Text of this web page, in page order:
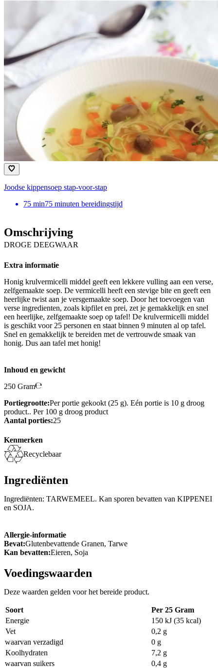
Joodse kippensoep stap-voor-stap
75 min75 minuten bereidingstijd
Omschrijving
DROGE DEEGWAAR
Extra informatie
Honig krulvermicelli middel geeft een lekkere vulling aan een verse,
zelfgemaakte soep. De vermicelli heeft een stevige bite en geeft een
heerlijke twist aan je versgemaakte soep. Door het toevoegen van
verse ingredienten, zoals kipfilet en prei, zet je gemakkelijk en snel
een heerlijke, zelfgemaakte soep op tafel! De krulvermicelli middel
is geschikt voor 25 personen en staat binnen 9 minuten al op tafel.
Snel en gemakkelijk te bereiden met de vertrouwde smaak van
honig. Dus aan tafel met honig!
Inhoud en gewicht
250 Gram
Portiegrootte:Per portie gekookt (25 g). Eén portie is 10 g droog
product.. Per 100 g droog product
Aantal porties:25
Kenmerken
Recyclebaar
Ingrediënten
Ingrediënten: TARWEMEEL. Kan sporen bevatten van KIPPENEI
en SOJA.
Allergie-informatie
Bevat:Glutenbevattende Granen, Tarwe
Kan bevatten:Eieren, Soja
Voedingswaarden
Deze waarden gelden voor het bereide product.
Soort
Per 25 Gram
Energie
150 kJ (35 kcal)
Vet
0,2 g
waarvan verzadigd
0 g
Koolhydraten
7,2 g
waarvan suikers
0,4 g